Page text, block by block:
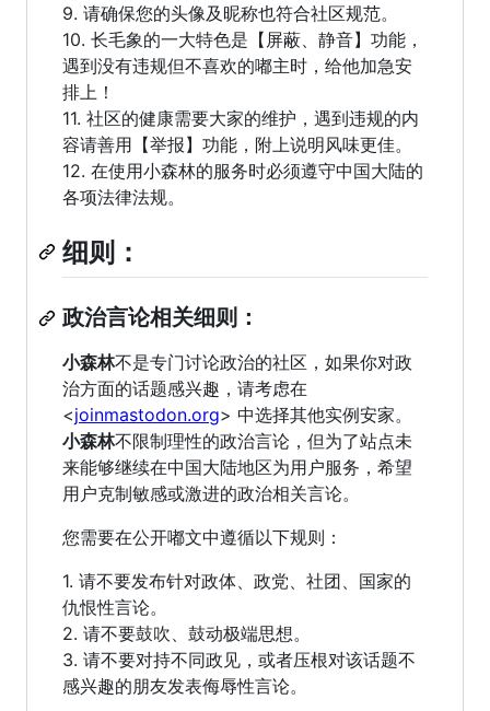
9. 请确保您的头像及昵称也符合社区规范。
10. 长毛象的一大特色是【屏蔽、静音】功能，
遇到没有违规但不喜欢的嘟主时，给他加急安
排上！
11. 社区的健康需要大家的维护，遇到违规的内
容请善用【举报】功能，附上说明风味更佳。
12. 在使用小森林的服务时必须遵守中国大陆的
各项法律法规。
细则：
政治言论相关细则：
小森林不是专门讨论政治的社区，如果你对政
治方面的话题感兴趣，请考虑在
<joinmastodon.org> 中选择其他实例安家。
小森林不限制理性的政治言论，但为了站点未
来能够继续在中国大陆地区为用户服务，希望
用户克制敏感或激进的政治相关言论。
您需要在公开嘟文中遵循以下规则：
1. 请不要发布针对政体、政党、社团、国家的
仇恨性言论。
2. 请不要鼓吹、鼓动极端思想。
3. 请不要对持不同政见，或者压根对该话题不
感兴趣的朋友发表侮辱性言论。